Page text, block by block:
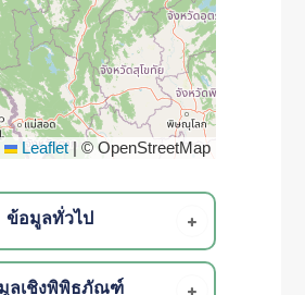
Leaflet © OpenStreetMap
ข้อมูลทั่วไป
ลเชิงพิพิธภัณฑ์